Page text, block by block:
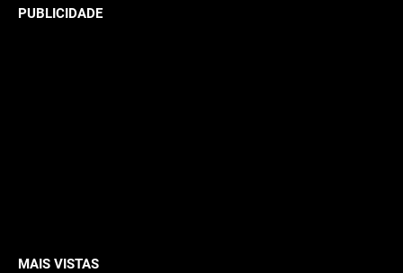
PUBLICIDADE
MAIS VISTAS